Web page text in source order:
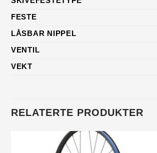
FESTE
LÅSBAR NIPPEL
VENTIL
VEKT
RELATERTE PRODUKTER